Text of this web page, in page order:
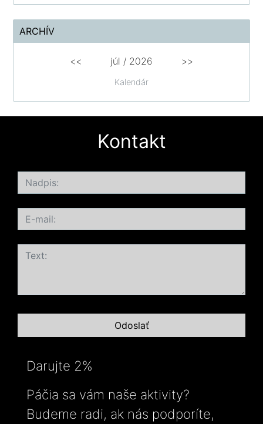
ARCHÍV
Kalendár
<< júl / 2026 >>
Kontakt
Darujte 2%
Páčia sa vám naše aktivity?
Budeme radi, ak nás podporíte,